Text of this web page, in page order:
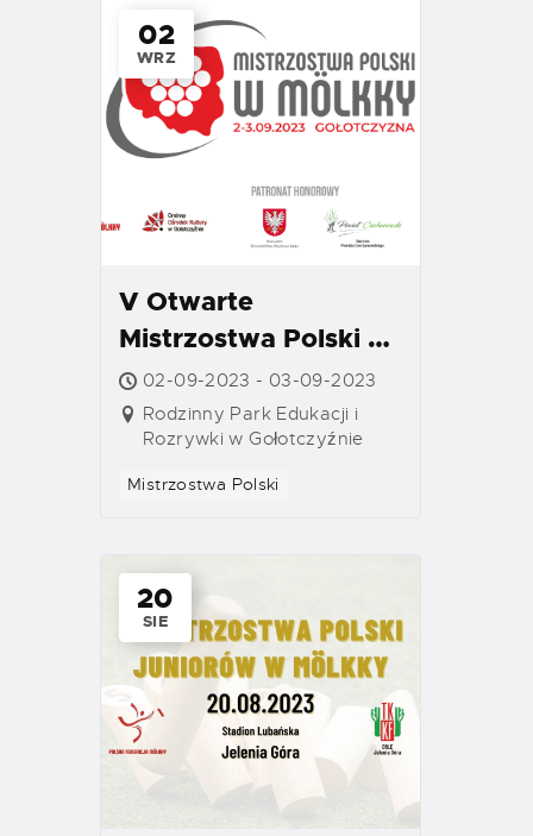
02
WRZ
V Otwarte
Mistrzostwa Polski w
Mölkky
02-09-2023 - 03-09-2023
Rodzinny Park Edukacji i
Rozrywki w Gołotczyźnie
Mistrzostwa Polski
20
SIE